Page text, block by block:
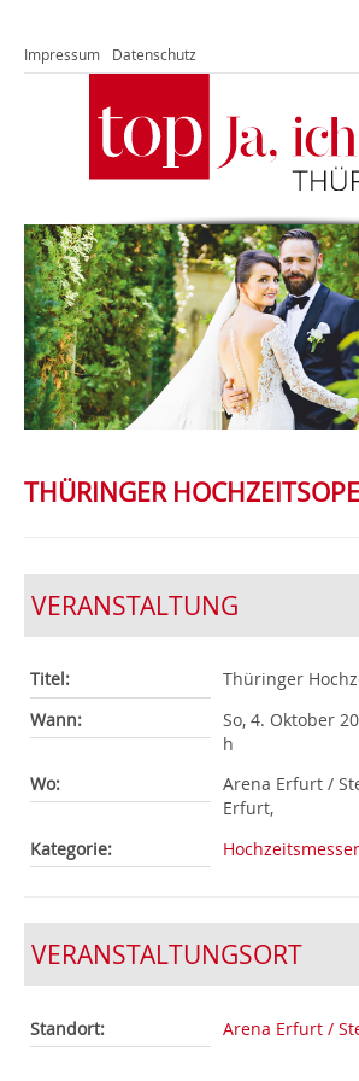
Impressum Datenschutz
THÜRINGER
VERANSTALTUNG
Titel:
Thüringer
Wann:
So, 4. Oktober
h
Wo:
Arena Erfurt /
Erfurt,
Kategorie:
VERANSTALTUNGSORT
Standort: Arena Erfurt /